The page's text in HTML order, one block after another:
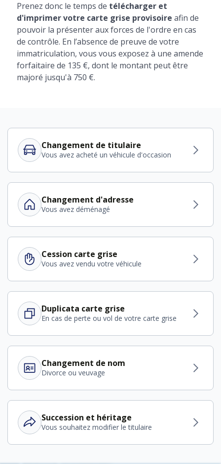
Prenez donc le temps de télécharger et
d'imprimer votre carte grise provisoire afin de
pouvoir la présenter aux forces de l'ordre en cas
de contrôle. En l’absence de preuve de votre
immatriculation, vous vous exposez à une amende
forfaitaire de 135 €, dont le montant peut être
majoré jusqu'à 750 €.
Changement de titulaire
Vous avez acheté un véhicule d'occasion
Changement d'adresse
Vous avez déménagé
Cession carte grise
Vous avez vendu votre véhicule
Duplicata carte grise
En cas de perte ou vol de votre carte grise
Changement de nom
Divorce ou veuvage
Succession et héritage
Vous souhaitez modifier le titulaire